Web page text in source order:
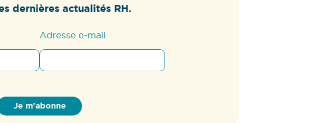
dernières actualités RH.
Adresse e-mail